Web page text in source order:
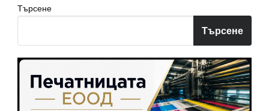
Търсене
Търсене